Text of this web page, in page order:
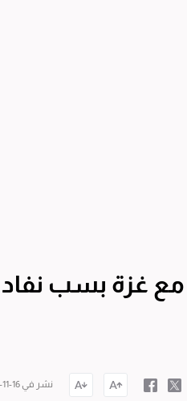
مع غزة بسب نفاد
نشر في 16-11-2023 | 18:49